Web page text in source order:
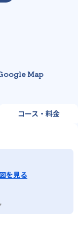
Map
コース・料金
を見る